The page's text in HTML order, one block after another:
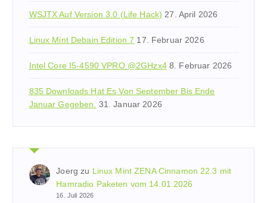
WSJTX Auf Version 3.0 (Life Hack) 27. April 2026
Linux Mint Debain Edition 7 17. Februar 2026
Intel Core I5-4590 VPRO @2GHzx4 8. Februar 2026
835 Downloads Hat Es Von September Bis Ende
Januar Gegeben.
31. Januar 2026
Joerg zu Linux Mint ZENA Cinnamon 22.3 mit
Hamradio Paketen vom 14.01.2026
16. Juli 2026